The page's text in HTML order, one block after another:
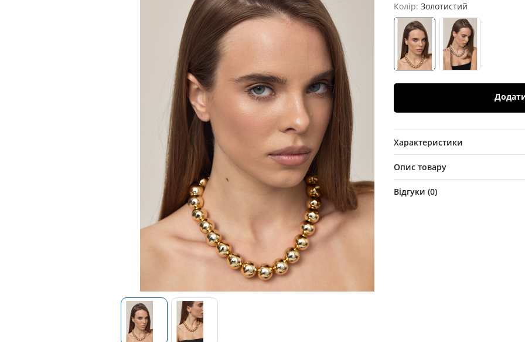
Колір: Золотистий
Характеристики
Опис товару
Відгуки (0)